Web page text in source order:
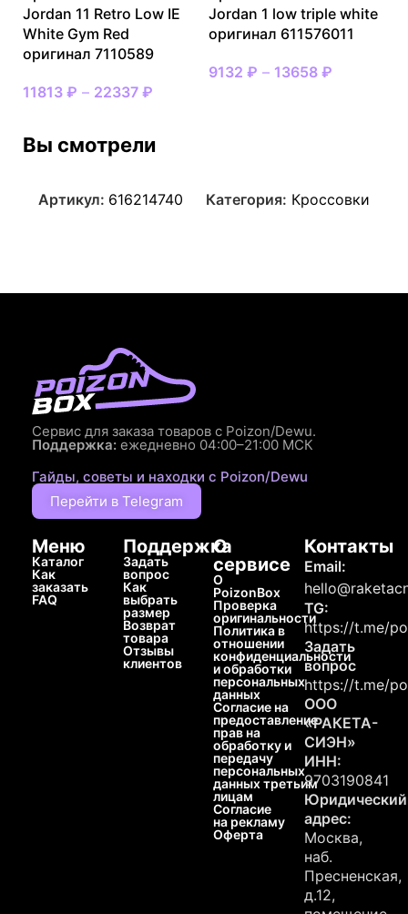
Jordan 11 Retro Low IE
White Gym Red
оригинал 7110589
11813 ₽ – 22337 ₽
Jordan 1 low triple white
оригинал 611576011
9132 ₽ – 13658 ₽
Вы смотрели
Артикул: 616214740 Категория: Кроссовки
Сервис для заказа товаров с Poizon/Dewu.
Поддержка: ежедневно 04:00–21:00 МСК
Гайды, советы и находки с Poizon/Dewu
Перейти в Telegram
Меню
Каталог
Как
заказать
FAQ
Поддержка
Задать
вопрос
Как
выбрать
размер
Возврат
товара
Отзывы
клиентов
О
сервисе
О
PoizonBox
Проверка
оригинальности
Политика в
отношении
конфиденциальности
и обработки
персональных
данных
Согласие на
предоставление
прав на
обработку и
передачу
персональных
данных третьим
лицам
Согласие
на рекламу
Оферта
Контакты
Email:
TG:
https://t.me/
Задать
вопрос
https://t.me/
ООО
«РАКЕТА-
СИЭН»
ИНН:
9703190841
Юридический
адрес:
Москва,
наб.
Пресненская,
д.12,